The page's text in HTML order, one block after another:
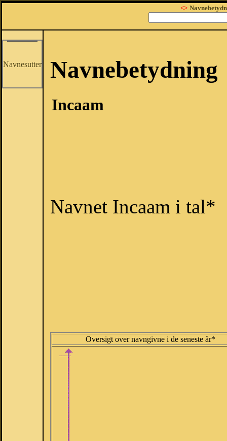
<>
Navnesutter Navnebetydning
Incaam
Navnet Incaam i tal*
Oversigt over navngivne i de seneste år*